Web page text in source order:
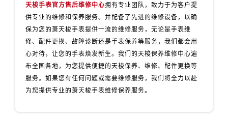
天梭手表官方售后维修中心拥有专业团队，致力于为客户提
供专业的维修和保养服务。并配备了先进的维修设备，以确
保为您的萧天梭手表提供一流的维修服务，无论是手表维
修、配件更换、故障诊断还是手表保养等服务，我们都会用
心对待，让您的手表焕发新生。我们的天梭保养维修中心遍
布全国各地，为您提供便捷的天梭保养、维修、配件更换等
服务。如果您有任何问题或需要维修服务，我们将全力以赴
为您提供专业的萧天梭手表维修保养服务。